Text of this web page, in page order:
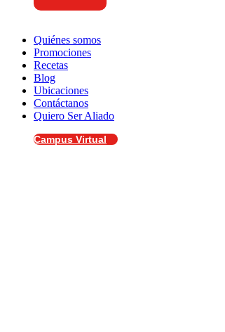
Quiénes somos
Promociones
Recetas
Blog
Ubicaciones
Contáctanos
Quiero Ser Aliado
Campus Virtual